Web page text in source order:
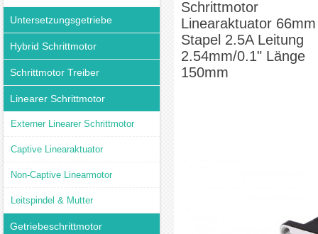
Untersetzungsgetriebe
Hybrid Schrittmotor
Schrittmotor Treiber
Linearer Schrittmotor
Externer Linearer Schrittmotor
Captive Linearaktuator
Non-Captive Linearmotor
Leitspindel & Mutter
Getriebeschrittmotor
Schrittmotor
Linearaktuator 66mm
Stapel 2.5A Leitung
2.54mm/0.1" Länge
150mm